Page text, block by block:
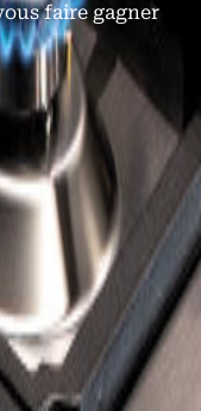
faire gagner